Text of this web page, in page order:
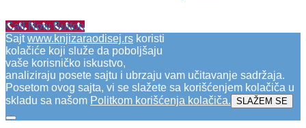
Call Now Button
Sajtwww.knjizaraodisej.rs koristi
kolačiće koji služe da poboljšaju
vaše korisničko iskustvo,
analiziraju posete sajtu i ubrzaju vam učitavanje sadržaja.
Posetom ovog sajta, vi se slažete sa korišćenjem kolačiča u
skladu sa našom Politkom korišćenja kolačiča. SLAŽEM SE